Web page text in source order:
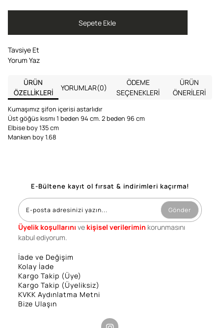
Tavsiye Et
Yorum Yaz
ÜRÜN
ÖZELLIKLERI
YORUMLAR(0)
ÖDEME
SEÇENEKLERI
ÜRÜN
ÖNERILERI
Kumaşımız şifon içerisi astarlıdır
Üst göğüs kısmı 1 beden 94 cm. 2 beden 96 cm
Elbise boy 135 cm
Manken boy 1.68
E-Bültene kayıt ol fırsat & indirimleri kaçırma!
Gönder
Üyelik koşullarını ve kişisel verilerimin korunmasını
kabul ediyorum.
İade ve Değişim
Kolay İade
Kargo Takip (Üye)
Kargo Takip (Üyeliksiz)
KVKK Aydınlatma Metni
Bize Ulaşın